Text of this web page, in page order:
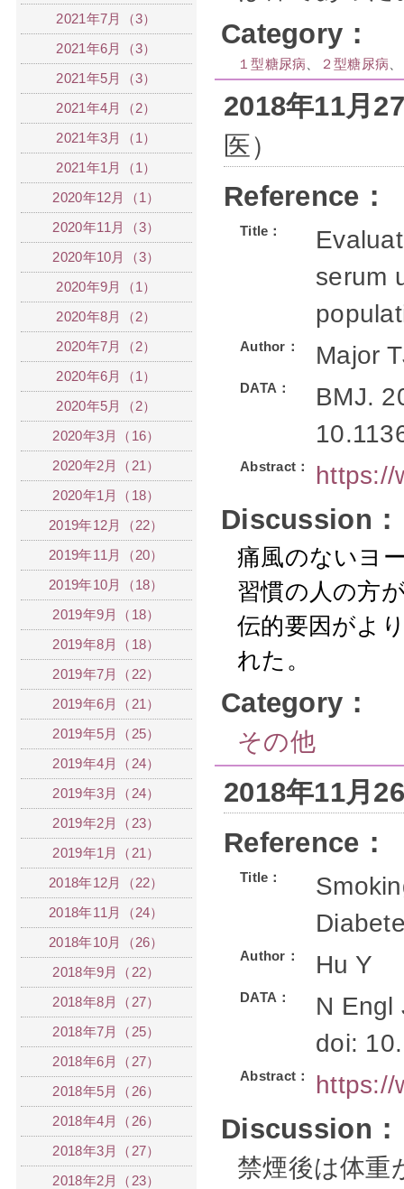
Category：
１型糖尿病 ２型糖尿病
2018年11月
医）
Reference：
Title：
serum
Author： Major
DATA：
BMJ.
Abstract： https://
Discussion：
痛風のないヨ
習慣の人の方
伝的要因がよ
れた。
Category：
その他
2018年11月
Reference：
Title：
Author： Hu Y
DATA：
N Engl
doi:
Abstract： https://
Discussion：
禁煙後は体重
2021年7月（3）
2021年6月（3）
2021年5月（3）
2021年4月（2）
2021年3月（1）
2021年1月（1）
2020年12月（1）
2020年11月（3）
2020年10月（3）
2020年9月（1）
2020年8月（2）
2020年7月（2）
2020年6月（1）
2020年5月（2）
2020年3月（16）
2020年2月（21）
2020年1月（18）
2019年12月（22）
2019年11月（20）
2019年10月（18）
2019年9月（18）
2019年8月（18）
2019年7月（22）
2019年6月（21）
2019年5月（25）
2019年4月（24）
2019年3月（24）
2019年2月（23）
2019年1月（21）
2018年12月（22）
2018年11月（24）
2018年10月（26）
2018年9月（22）
2018年8月（27）
2018年7月（25）
2018年6月（27）
2018年5月（26）
2018年4月（26）
2018年3月（27）
2018年2月（23）